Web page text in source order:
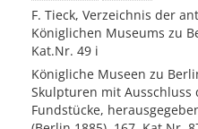
F. Tieck, Verzeichnis der
Königlichen Museums zu
Kat.Nr. 49 i
Königliche Museen zu
Skulpturen mit Ausschluss
Fundstücke,